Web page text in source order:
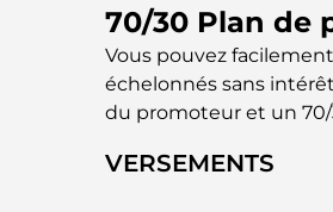
livraison est prévue
complexes U-Bora,
dynamiques du centre
70/30 Plan de
Vous pouvez
échelonnés sans
du promoteur et un
VERSEMENTS